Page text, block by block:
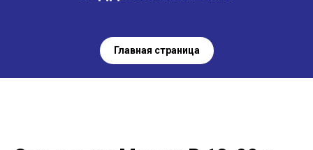
Главная страница